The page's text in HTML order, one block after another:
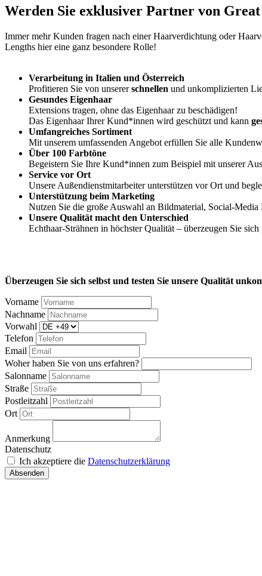
Werden Sie exklusiver Partner von
Immer mehr Kunden fragen nach einer Haarverdichtung oder
Lengths hier eine ganz besondere Rolle!
Verarbeitung in Italien und Österreich
Profitieren Sie von unsererschnellen und unkomplizierten
Gesundes Eigenhaar
Extensions tragen, ohne das Eigenhaar zu beschädigen!
Das Eigenhaar Ihrer Kund*innen wird geschützt und kann
Umfangreiches Sortiment
Mit unserem umfassenden Angebot erfüllen Sie alle
Über 100 Farbtöne
Begeistern Sie Ihre Kund*innen zum Beispiel mit unserer
Service vor Ort
Unsere Außendienstmitarbeiter unterstützen vor Ort und
Unterstützung beim Marketing
Nutzen Sie die große Auswahl an Bildmaterial, Social-
Unsere Qualität macht den Unterschied
Echthaar-Strähnen in höchster Qualität – überzeugen Sie
Überzeugen Sie sich selbst und testen Sie unsere Qualität
Vorname
Nachname
Vorwahl
Telefon
Email
Woher haben Sie von uns erfahren?
Salonname
Straße
Postleitzahl
Ort
Anmerkung
Datenschutz
Ich akzeptiere die Datenschutzerklärung
Absenden